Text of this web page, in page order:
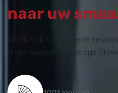
naar uw
Natuurlijk kunt u deze
eigen wensen. De